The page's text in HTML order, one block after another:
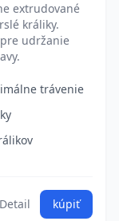
extrudované
králiky.
udržanie
trávenie
Detail kúpiť